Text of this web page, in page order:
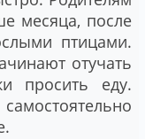
месяца, после
птицами.
отучать
просить еду.